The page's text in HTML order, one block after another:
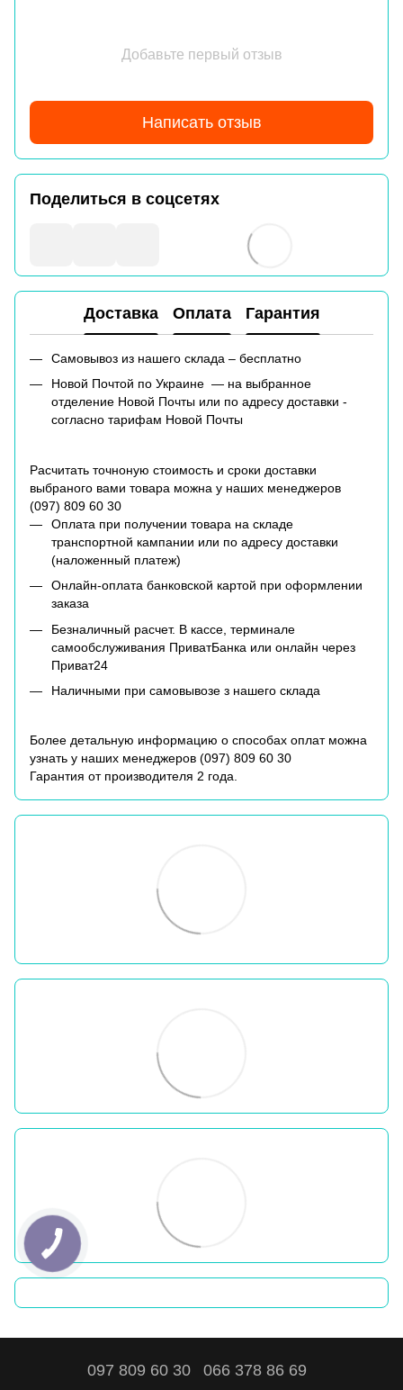
Добавьте первый отзыв
Написать отзыв
Поделиться в соцсетях
Доставка Оплата Гарантия
Самовывоз из нашего склада – бесплатно
Новой Почтой по Украине — на выбранное
отделение Новой Почты или по адресу доставки -
согласно тарифам Новой Почты
Расчитать точноную стоимость и сроки доставки
выбраного вами товара можна у наших менеджеров
(097) 809 60 30
Оплата при получении товара на складе
транспортной кампании или по адресу доставки
(наложенный платеж)
Онлайн-оплата банковской картой при оформлении
заказа
Безналичный расчет. В кассе, терминале
самообслуживания ПриватБанка или онлайн через
Приват24
Наличными при самовывозе з нашего склада
Более детальную информацию о способах оплат можна
узнать у наших менеджеров (097) 809 60 30
Гарантия от производителя 2 года.
097 809 60 30 066 378 86 69